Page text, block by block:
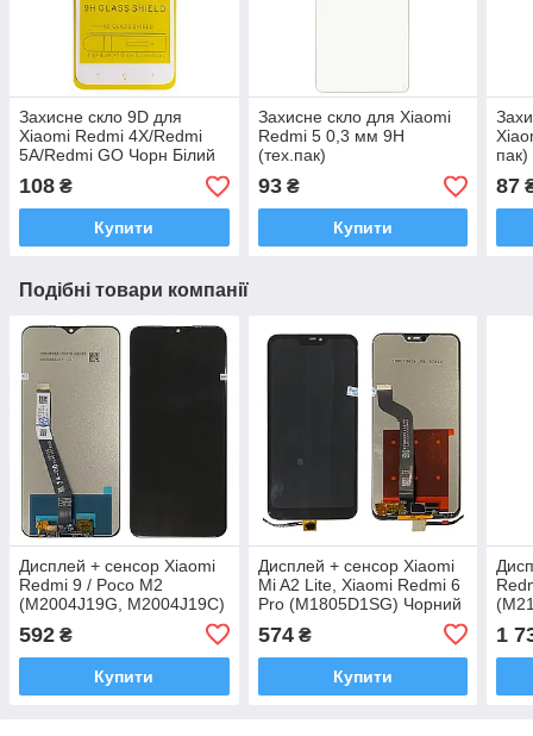
Захисне скло 9D для
Xiaomi Redmi 4X/Redmi
5A/Redmi GO Чорн Білий
(Тіх пак)
108 ₴
Купити
Захисне скло для Xiaomi
Redmi 5 0,3 мм 9H
(тех.пак)
93₴
Купити
пак)
87
Подібні товари компанії
Дисплей + сенсор Xiaomi
Redmi 9 / Poco M2
(M2004J19G, M2004J19C)
Чорний ORIGINAL (OEM)
592 ₴
Купити
Дисплей + сенсор Xiaomi
Mi A2 Lite, Xiaomi Redmi 6
Pro (M1805D1SG) Чорний
574₴
Купити
1